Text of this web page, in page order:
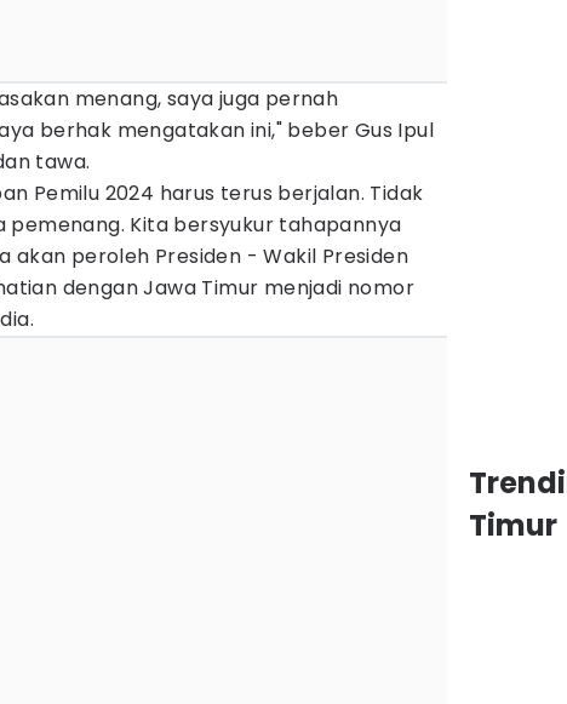
menang, saya juga pernah
berhak mengatakan ini," beber Gus Ipul
tawa.
Pemilu 2024 harus terus berjalan. Tidak
pemenang. Kita bersyukur tahapannya
akan peroleh Presiden - Wakil Presiden
dengan Jawa Timur menjadi nomor
Timur